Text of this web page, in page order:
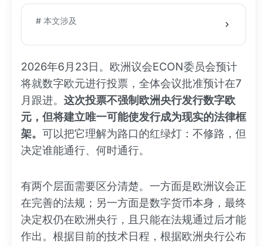
# 本文涉及
2026年6月23日。欧洲议会ECON委员会预计
将就数字欧元进行投票，全体会议批准预计在7
月跟进。 这次投票不强制欧洲央行发行数字欧
元，但将建立唯一可能使发行成为现实的法律框
架。 可以把它理解为路口的红绿灯：不修路，但
决定谁能通行、何时通行。
有两个层面需要区分清楚。一方面是欧洲议会正
在完善的法规；另一方面是数字货币本身，最终
决定权仍在欧洲央行，且只能在法规通过后才能
作出。根据目前的技术日程，根据欧洲央行公布